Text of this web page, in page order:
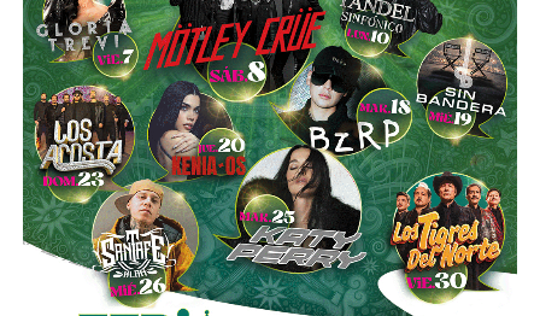
También lee:Poder Judicial evaluará a jueces para definir
su permanencia